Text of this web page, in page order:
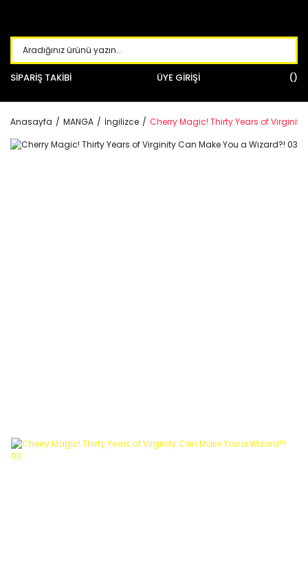
SİPARİŞ TAKİBİ ÜYE GİRİŞİ
Anasayfa MANGA İngilizce Cherry Magic! Thirty Years of